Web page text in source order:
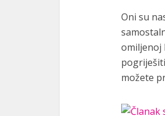
Oni su
omiljenoj
možete